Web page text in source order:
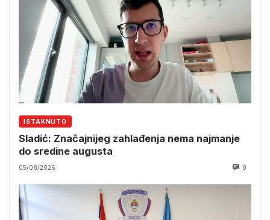
ISTAKNUTO
Sladić: Značajnijeg zahlađenja nema najmanje
do sredine augusta
05/08/2026 0